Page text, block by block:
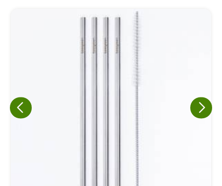
Eu concordo em receber comunicações.
A nossa empresa está comprometida a proteger e respeitar
sua privacidade, utilizaremos seus dados apenas para fins
de marketing. Você pode alterar suas preferências a